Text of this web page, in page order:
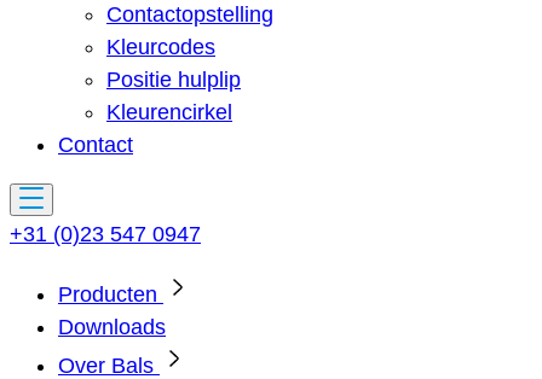
Contactopstelling
Kleurcodes
Positie hulplip
Kleurencirkel
Contact
+31 (0)23 547 0947
Producten
Downloads
Over Bals